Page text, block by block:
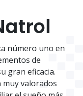
número uno en
de
gran eficacia.
valorados